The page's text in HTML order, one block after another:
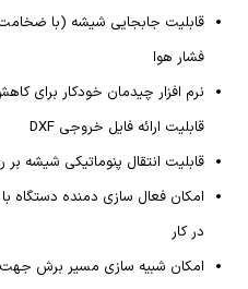
قابلیت جابجایی شیشه (با ضخامت
فشار هوا
نرم افزار چیدمان خودکار برای
قابلیت ارائه فایل خروجی DXF
قابلیت انتقال پنوماتیکی شیشه
امکان فعال سازی دمنده دستگاه
در کار
امکان شبیه سازی مسیر برش